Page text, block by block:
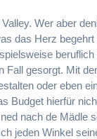
Wer aber
das Herz
Fall gesorgt. Mit
oder eben
Budget hierfür
nach de Mädle
jeden Winkel